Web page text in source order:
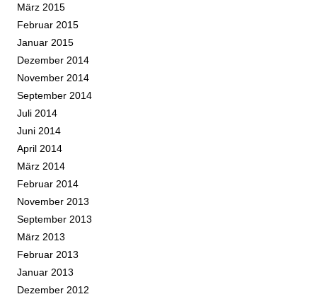
März 2015
Februar 2015
Januar 2015
Dezember 2014
November 2014
September 2014
Juli 2014
Juni 2014
April 2014
März 2014
Februar 2014
November 2013
September 2013
März 2013
Februar 2013
Januar 2013
Dezember 2012